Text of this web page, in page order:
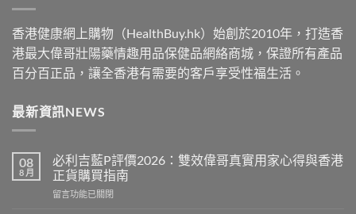
香港健康網上購物（HealthBuy.hk）始創於2010年，打造香
港最大偉哥壯陽藥情趣用品保健品網絡商城，保證所有產品
百分百正品，讓全香港有需要的客戶享受性福生活。
最新資訊NEWS
08
8 月
必利吉藍P評價2026：雙效偉哥真實用家心得與香港
正貨購買指南
在
留言功能已關閉